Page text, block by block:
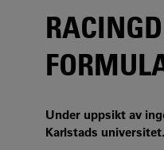
Under uppsikt av
Karlstads universitet.